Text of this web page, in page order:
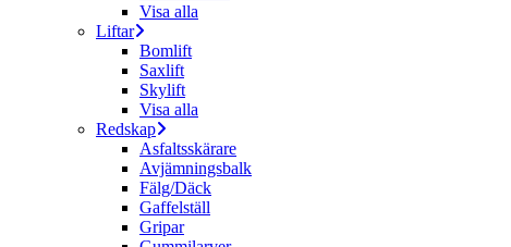
Visa alla
Liftar
Bomlift
Saxlift
Skylift
Visa alla
Redskap
Asfaltsskärare
Avjämningsbalk
Fälg/Däck
Gaffelställ
Gripar